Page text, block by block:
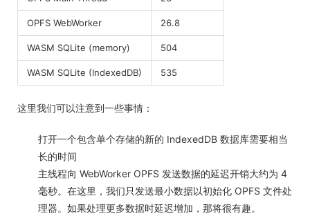
OPFS WebWorker 26.8
WASM SQLite (memory) 504
WASM SQLite (IndexedDB) 535
这里我们可以注意到一些事情：
打开一个包含单个存储的新的 IndexedDB 数据库需要相当
长的时间
主线程向 WebWorker OPFS 发送数据的延迟开销大约为 4
毫秒。在这里，我们只发送最小数据以初始化 OPFS 文件处
理器。如果处理更多数据时延迟增加，那将很有趣。